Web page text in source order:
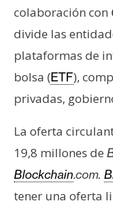
u
r
s
o
s
C
o
n
colaboración con
divide las
plataformas de
bolsa (ETF),
privadas,
La oferta
19,8 millones de
Blockchain.com.
tener una oferta